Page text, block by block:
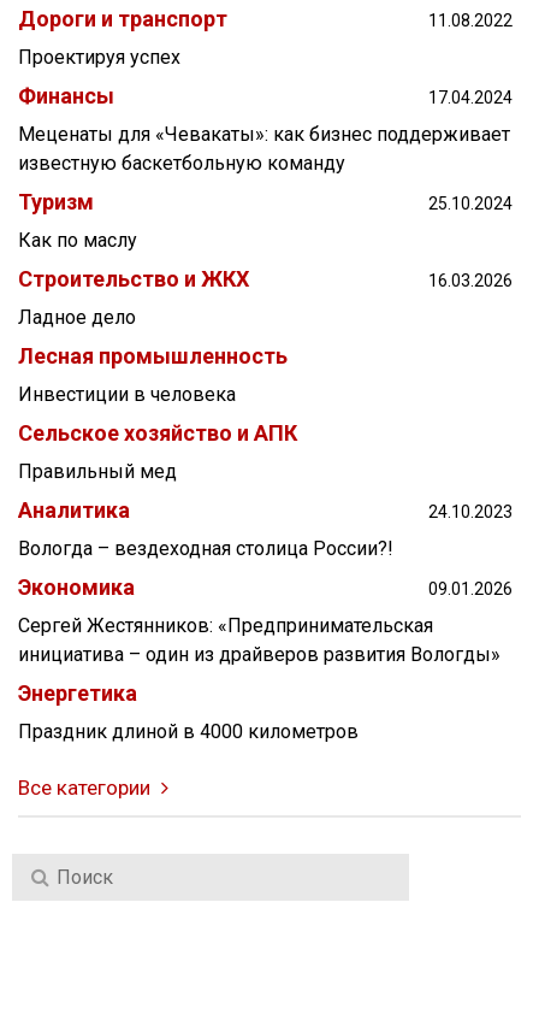
Дороги и транспорт 11.08.2022
Проектируя успех
Финансы 17.04.2024
Меценаты для «Чевакаты»: как бизнес поддерживает
известную баскетбольную команду
Туризм 25.10.2024
Как по маслу
Строительство и ЖКХ 16.03.2026
Ладное дело
Лесная промышленность
Инвестиции в человека
Сельское хозяйство и АПК
Правильный мед
Аналитика 24.10.2023
Вологда – вездеходная столица России?!
Экономика 09.01.2026
Сергей Жестянников: «Предпринимательская
инициатива – один из драйверов развития Вологды»
Энергетика
Праздник длиной в 4000 километров
Все категории